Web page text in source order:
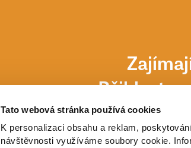
Tato webová stránka používá cookies
K personalizaci obsahu a reklam,
návštěvnosti využíváme soubory cookie.
Přihlaste
E-mail